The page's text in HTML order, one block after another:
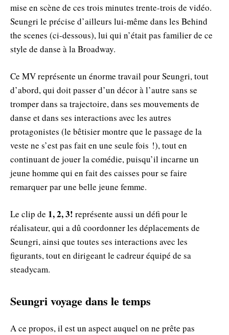
mise en scène de ces trois minutes trente-trois de vidéo.
Seungri le précise d’ailleurs lui-même dans les Behind
the scenes (ci-dessous), lui qui n’était pas familier de ce
style de danse à la Broadway.
Ce MV représente un énorme travail pour Seungri, tout
d’abord, qui doit passer d’un décor à l’autre sans se
tromper dans sa trajectoire, dans ses mouvements de
danse et dans ses interactions avec les autres
protagonistes (le bêtisier montre que le passage de la
veste ne s’est pas fait en une seule fois !), tout en
continuant de jouer la comédie, puisqu’il incarne un
jeune homme qui en fait des caisses pour se faire
remarquer par une belle jeune femme.
Le clip de 1, 2, 3! représente aussi un défi pour le
réalisateur, qui a dû coordonner les déplacements de
Seungri, ainsi que toutes ses interactions avec les
figurants, tout en dirigeant le cadreur équipé de sa
steadycam.
Seungri voyage dans le temps
A ce propos, il est un aspect auquel on ne prête pas